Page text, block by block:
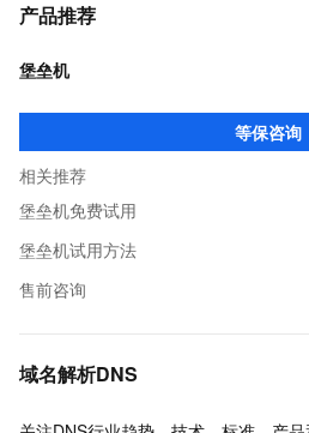
产品推荐
堡垒机
等保咨询
相关推荐
堡垒机免费试用
堡垒机试用方法
售前咨询
域名解析DNS